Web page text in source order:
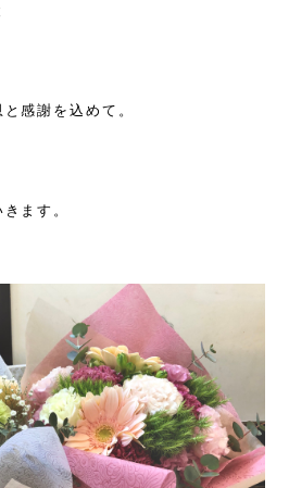
感謝を込めて。
ます。